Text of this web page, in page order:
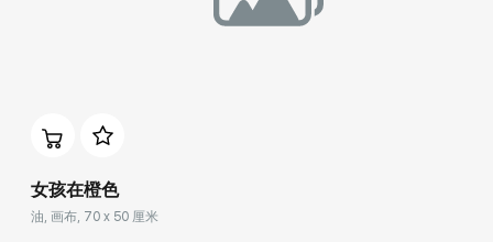
女孩在橙色
油, 画布, 70 x 50 厘米